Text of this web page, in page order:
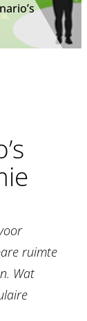
ruimte
Wat